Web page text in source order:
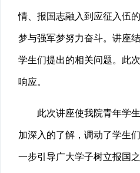
情、报国志融入到应征入伍
梦与强军梦努力奋斗。讲座
学生们提出的相关问题。此
响应。
此次讲座使我院青年学生
加深入的了解，调动了学生
一步引导广大学子树立报国